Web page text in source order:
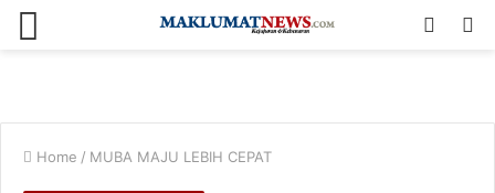
Log
Home / MUBA MAJU LEBIH CEPAT